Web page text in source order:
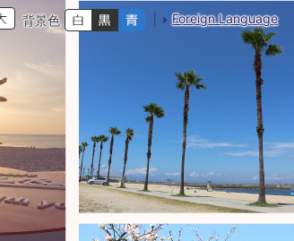
背景色 Foreign Language